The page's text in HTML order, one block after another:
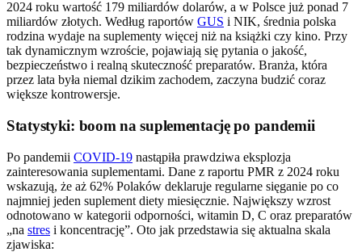
2024 roku wartość 179 miliardów dolarów, a w Polsce już ponad 7
miliardów złotych. Według raportów GUS i NIK, średnia polska
rodzina wydaje na suplementy więcej niż na książki czy kino. Przy
tak dynamicznym wzroście, pojawiają się pytania o jakość,
bezpieczeństwo i realną skuteczność preparatów. Branża, która
przez lata była niemal dzikim zachodem, zaczyna budzić coraz
większe kontrowersje.
Statystyki: boom na suplementację po pandemii
Po pandemii COVID-19 nastąpiła prawdziwa eksplozja
zainteresowania suplementami. Dane z raportu PMR z 2024 roku
wskazują, że aż 62% Polaków deklaruje regularne sięganie po co
najmniej jeden suplement diety miesięcznie. Największy wzrost
odnotowano w kategorii odporności, witamin D, C oraz preparatów
„na stres i koncentrację”. Oto jak przedstawia się aktualna skala
zjawiska: